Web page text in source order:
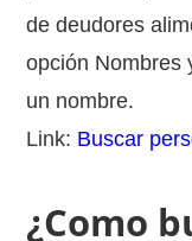
de deudores
opción Nombres
un nombre.
Link: Buscar
¿Como